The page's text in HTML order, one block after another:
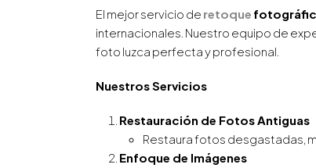
El mejor servicio de retoque
internacionales. Nuestro equipo de
foto luzca perfecta y profesional.
Nuestros Servicios
Restauración de Fotos Antiguas
Restaura fotos desgastadas,
Enfoque de Imágenes